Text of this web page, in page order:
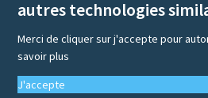
autres technologies
Merci de cliquer sur j'accepte pour
savoir plus
J'accepte